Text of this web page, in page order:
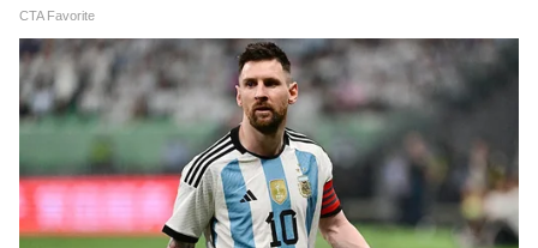
है और दूसरी तरह से एक मौका। अगर मेरा बैकग्राउंड ऐसा
न होता तो शायद मुझे ये मौका नहीं मिलता। उन्होंने इस
बात पर जोर दिया कि करियर को बनाए रखना आपकी
अपनी काबिलियत पर निर्भर करता है। हो सकता है कि
कोई फिल्म आपको आपकी पहचान की वजह से मिल
जाए। लेकिन उसके बाद, अगर आप यहां टिके रहना चाहते
हैं तो आपको स्ट्रगल तो करना ही पड़ेगा। आपको बता दें
RECOMMENDED STORIES